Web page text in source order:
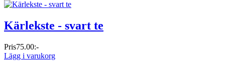
Kärlekste - svart te
Pris75.00:-
Lägg i varukorg